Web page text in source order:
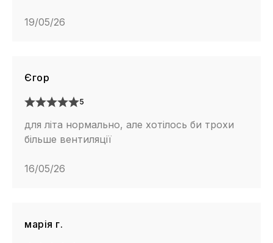
19/05/26
Єгор
5
для літа нормально, але хотілось би трохи
більше вентиляції
16/05/26
марія г.